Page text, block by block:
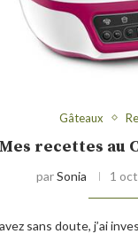
Gâteaux
Mes recettes au
parSonia 1
sans doute, j’ai